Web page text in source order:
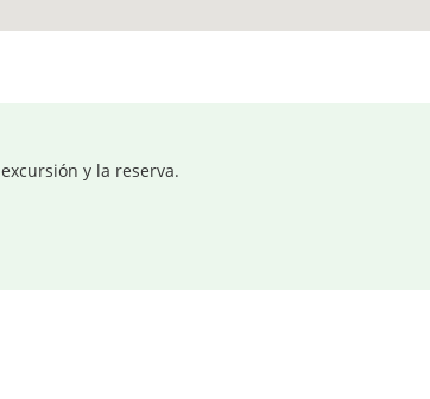
y la reserva.